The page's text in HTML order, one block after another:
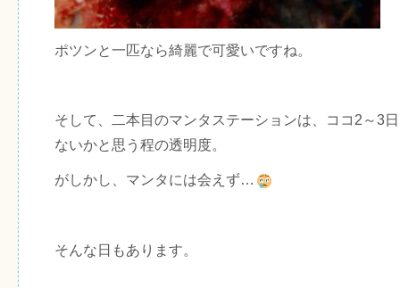
ポツンと一匹なら綺麗で可愛いですね。
そして、二本目のマンタステーションは、ココ2～3
ないかと思う程の透明度。
がしかし、マンタには会えず…
そんな日もあります。